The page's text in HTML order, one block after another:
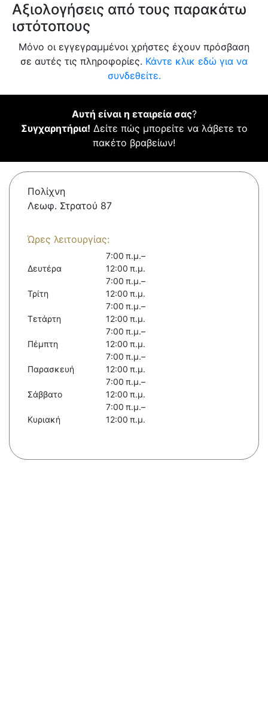
Αξιολογήσεις από τους παρακάτω
ιστότοπους
Μόνο οι εγγεγραμμένοι χρήστες έχουν πρόσβαση
σε αυτές τις πληροφορίες. Κάντε κλικ εδώ για να
συνδεθείτε.
Αυτή είναι η εταιρεία σας?
Συγχαρητήρια! Δείτε πώς μπορείτε να λάβετε το
πακέτο βραβείων!
Πολίχνη
Λεωφ. Στρατού 87
Ώρες λειτουργίας:
Δευτέρα
7:00 π.μ.–
12:00 π.μ.
Τρίτη
7:00 π.μ.–
12:00 π.μ.
Τετάρτη
7:00 π.μ.–
12:00 π.μ.
Πέμπτη
7:00 π.μ.–
12:00 π.μ.
Παρασκευή
7:00 π.μ.–
12:00 π.μ.
Σάββατο
7:00 π.μ.–
12:00 π.μ.
Κυριακή
7:00 π.μ.–
12:00 π.μ.